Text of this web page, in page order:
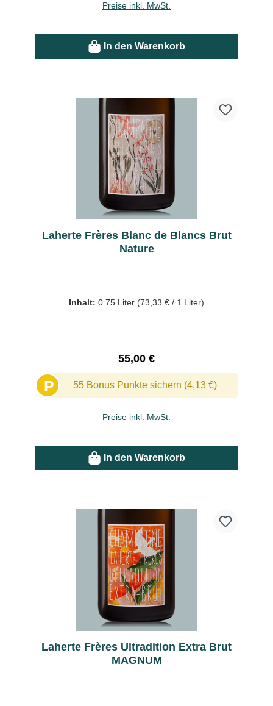
Preise inkl. MwSt.
In den Warenkorb
Laherte Frères Blanc de Blancs Brut
Nature
Inhalt: 0.75 Liter (73,33 € / 1 Liter)
Regulärer Preis:
55,00 €
P 55 Bonus Punkte sichern (4,13 €)
Preise inkl. MwSt.
In den Warenkorb
Laherte Frères Ultradition Extra Brut
MAGNUM